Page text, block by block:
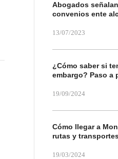
Abogados
convenios ente
13/07/2023
¿Cómo saber si
embargo? Paso a
19/09/2024
Cómo llegar a
rutas y
19/03/2024